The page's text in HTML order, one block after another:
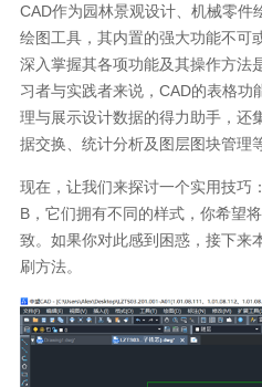
CAD作为园林景观设计、机械零件
绘图工具，其内置的强大功能不可
深入掌握其各项功能及其操作方法
习者与实践者来说，CAD的表格功
理与展示设计数据的得力助手，还
据交换、统计分析及图层图块管理
现在，让我们来探讨一个实用技巧
B，它们拥有不同的样式，你希望
致。如果你对此感到困惑，接下来
刷方法。